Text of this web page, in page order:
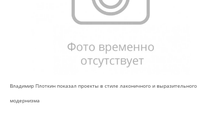
Владимир Плоткин показал проекты в стиле лаконичного и выразительного
модернизма